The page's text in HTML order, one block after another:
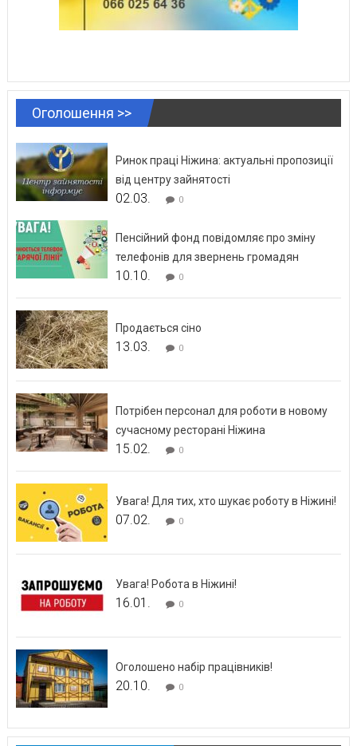
Оголошення >>
Ринок праці Ніжина: актуальні пропозиції
від центру зайнятості
02.03. 0
Пенсійний фонд повідомляє про зміну
телефонів для звернень громадян
10.10. 0
Продається сіно
13.03. 0
Потрібен персонал для роботи в новому
сучасному ресторані Ніжина
15.02. 0
Увага! Для тих, хто шукає роботу в Ніжині!
07.02. 0
Увага! Робота в Ніжині!
16.01. 0
Оголошено набір працівників!
20.10. 0